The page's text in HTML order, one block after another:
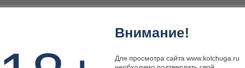
Внимание!
Для просмотра сайта www.kolchuga.ru